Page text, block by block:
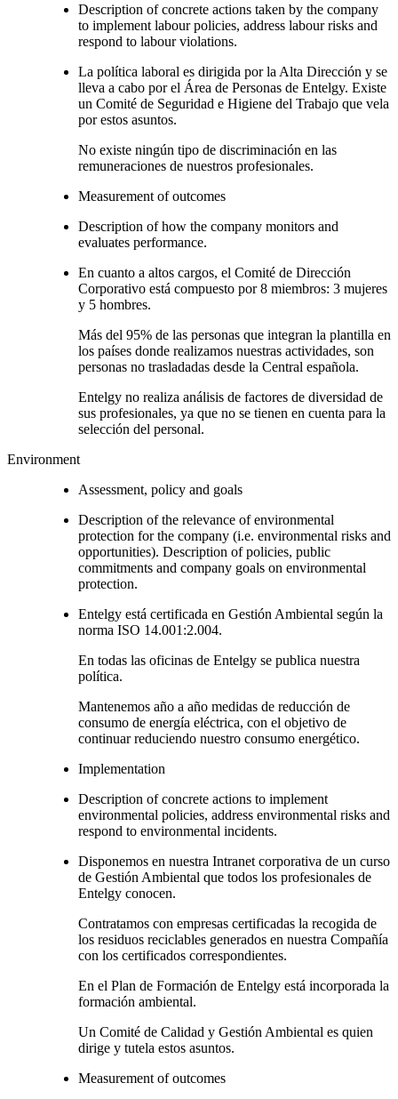
Description of concrete actions taken by the company
to implement labour policies, address labour risks and
respond to labour violations.
La política laboral es dirigida por la Alta Dirección y se
lleva a cabo por el Área de Personas de Entelgy. Existe
un Comité de Seguridad e Higiene del Trabajo que vela
por estos asuntos.
No existe ningún tipo de discriminación en las
remuneraciones de nuestros profesionales.
Measurement of outcomes
Description of how the company monitors and
evaluates performance.
En cuanto a altos cargos, el Comité de Dirección
Corporativo está compuesto por 8 miembros: 3 mujeres
y 5 hombres.
Más del 95% de las personas que integran la plantilla en
los países donde realizamos nuestras actividades, son
personas no trasladadas desde la Central española.
Entelgy no realiza análisis de factores de diversidad de
sus profesionales, ya que no se tienen en cuenta para la
selección del personal.
Environment
Assessment, policy and goals
Description of the relevance of environmental
protection for the company (i.e. environmental risks and
opportunities). Description of policies, public
commitments and company goals on environmental
protection.
Entelgy está certificada en Gestión Ambiental según la
norma ISO 14.001:2.004.
En todas las oficinas de Entelgy se publica nuestra
política.
Mantenemos año a año medidas de reducción de
consumo de energía eléctrica, con el objetivo de
continuar reduciendo nuestro consumo energético.
Implementation
Description of concrete actions to implement
environmental policies, address environmental risks and
respond to environmental incidents.
Disponemos en nuestra Intranet corporativa de un curso
de Gestión Ambiental que todos los profesionales de
Entelgy conocen.
Contratamos con empresas certificadas la recogida de
los residuos reciclables generados en nuestra Compañía
con los certificados correspondientes.
En el Plan de Formación de Entelgy está incorporada la
formación ambiental.
Un Comité de Calidad y Gestión Ambiental es quien
dirige y tutela estos asuntos.
Measurement of outcomes